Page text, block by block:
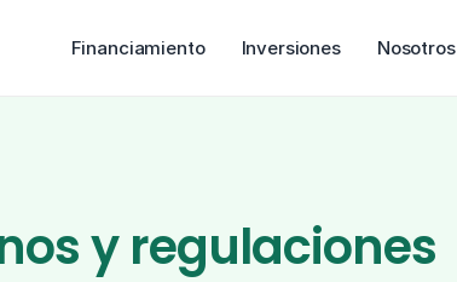
Financiamiento Inversiones Nosotros
y regulaciones